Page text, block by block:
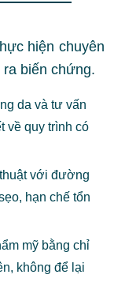
hiện chuyên
ra biến chứng.
da và tư vấn
về quy trình có
với đường
hạn chế tổn
mỹ bằng chỉ
không để lại